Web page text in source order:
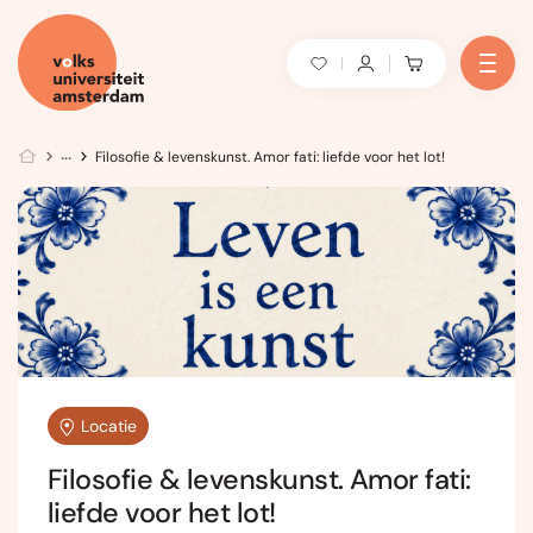
Filosofie & levenskunst. Amor fati: liefde voor het lot!
Locatie
Filosofie & levenskunst. Amor fati:
liefde voor het lot!